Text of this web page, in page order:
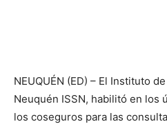
NEUQUÉN (ED) – El Instituto
Neuquén ISSN, habilitó en los
los coseguros para las